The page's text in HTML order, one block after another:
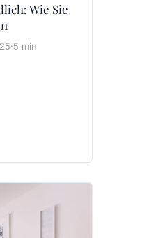
Wie Sie
·5 min